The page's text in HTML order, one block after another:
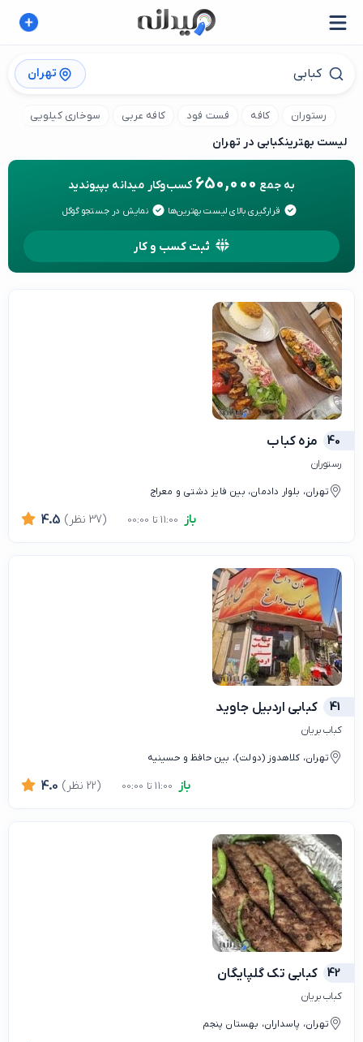
تهران
رستوران کافه فست فود کافه عربی سوخاری کیلویی
لیست بهترینکبابی در تهران
به جمع 650,000 کسب‌وکار میدانه بپیوندید
قرارگیری بالای لیست بهترین‌ها نمایش در جستجو گوگل
ثبت کسب و کار
40 مزه کباب
رستوران
تهران، بلوار دادمان، بین فایز دشتی و معراج
باز 4.5 (37 نظر)
41 کبابی اردبیل جاوید
کباب بریان
تهران، کلاهدوز (دولت)، بین حافظ و حسینیه
باز 4.0 (22 نظر)
42 کبابی تک گلپایگان
کباب بریان
تهران، پاسداران، بهستان پنجم